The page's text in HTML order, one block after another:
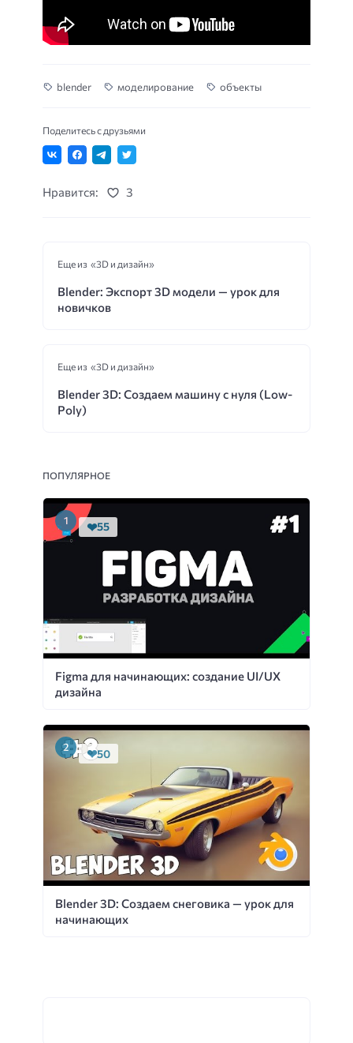
blender моделирование объекты
Поделитесь с друзьями
Нравится: 3
Еще из «3D и дизайн»
Blender: Экспорт 3D модели — урок для
новичков
Еще из «3D и дизайн»
Blender 3D: Создаем машину с нуля (Low-
Poly)
ПОПУЛЯРНОЕ
Figma для начинающих: создание UI/UX
дизайна
55
Blender 3D: Создаем снеговика — урок для
начинающих
50